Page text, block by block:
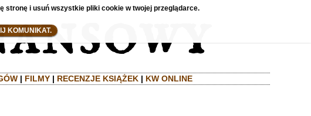
| FILMY| RECENZJE KSIĄŻEK| KW ONLINE
i usuń wszystkie pliki cookie w twojej przeglądarce.
KOMUNIKAT.